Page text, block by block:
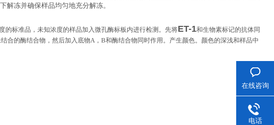
解冻并确保样品均匀地充分解冻。
的标准品，未知浓度的样品加入微孔酶标板内进行检测。先将ET-1和生物素标记的抗体同
合的酶结合物，然后加入底物A ， B和酶结合物同时作用。产生颜色。颜色的深浅和样品中
在线咨询
电话